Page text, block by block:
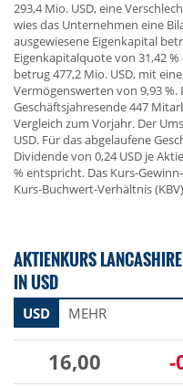
293,4 Mio. USD, eine
wies das Unternehmen eine
ausgewiesene Eigenkapital
Eigenkapitalquote von 31,42
betrug 477,2 Mio. USD, mit
Vermögenswerten von 9,93
Geschäftsjahresende 447
Vergleich zum Vorjahr. Der
USD. Für das abgelaufene
Dividende von 0,24 USD je
% entspricht. Das Kurs-
Kurs-Buchwert-Verhältnis
AKTIENKURS
IN USD
USD MEHR
16,00 -